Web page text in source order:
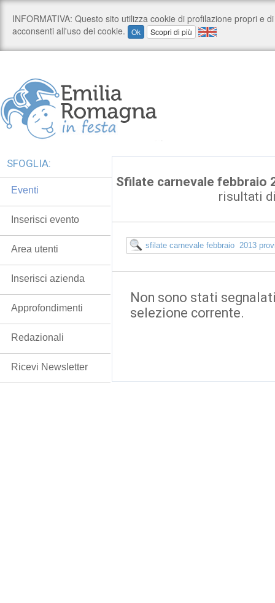
Sfilate carnevale febbraio
risultati
Non sono stati
selezione corrente.
SFOGLIA:
Eventi
Inserisci evento
Area utenti
Inserisci azienda
Approfondimenti
Redazionali
Ricevi Newsletter